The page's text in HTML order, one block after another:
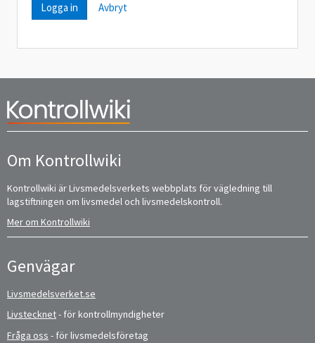
Avbryt
Om Kontrollwiki
Kontrollwiki är Livsmedelsverkets webbplats för vägledning till
lagstiftningen om livsmedel och livsmedelskontroll.
Mer om Kontrollwiki
Genvägar
Livsmedelsverket.se
Livstecknet- för kontrollmyndigheter
Fråga oss - för livsmedelsföretag